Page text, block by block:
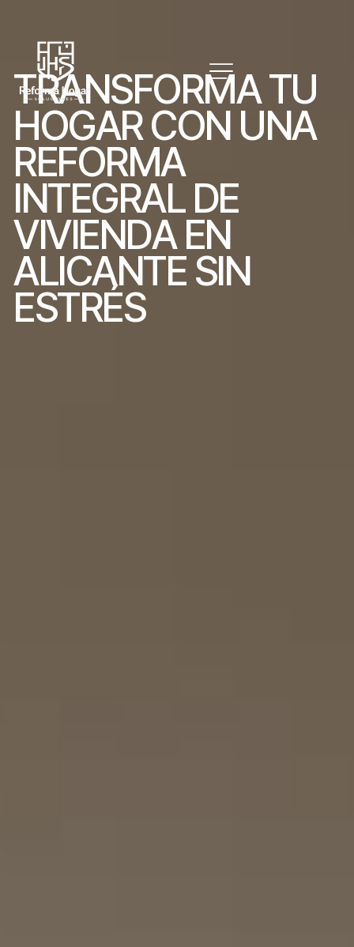
TRANSFORMATU
HOGARCON UNA
REFORMA
INTEGRAL DE
VIVIENDA EN
ALICANTE SIN
ESTRÉS